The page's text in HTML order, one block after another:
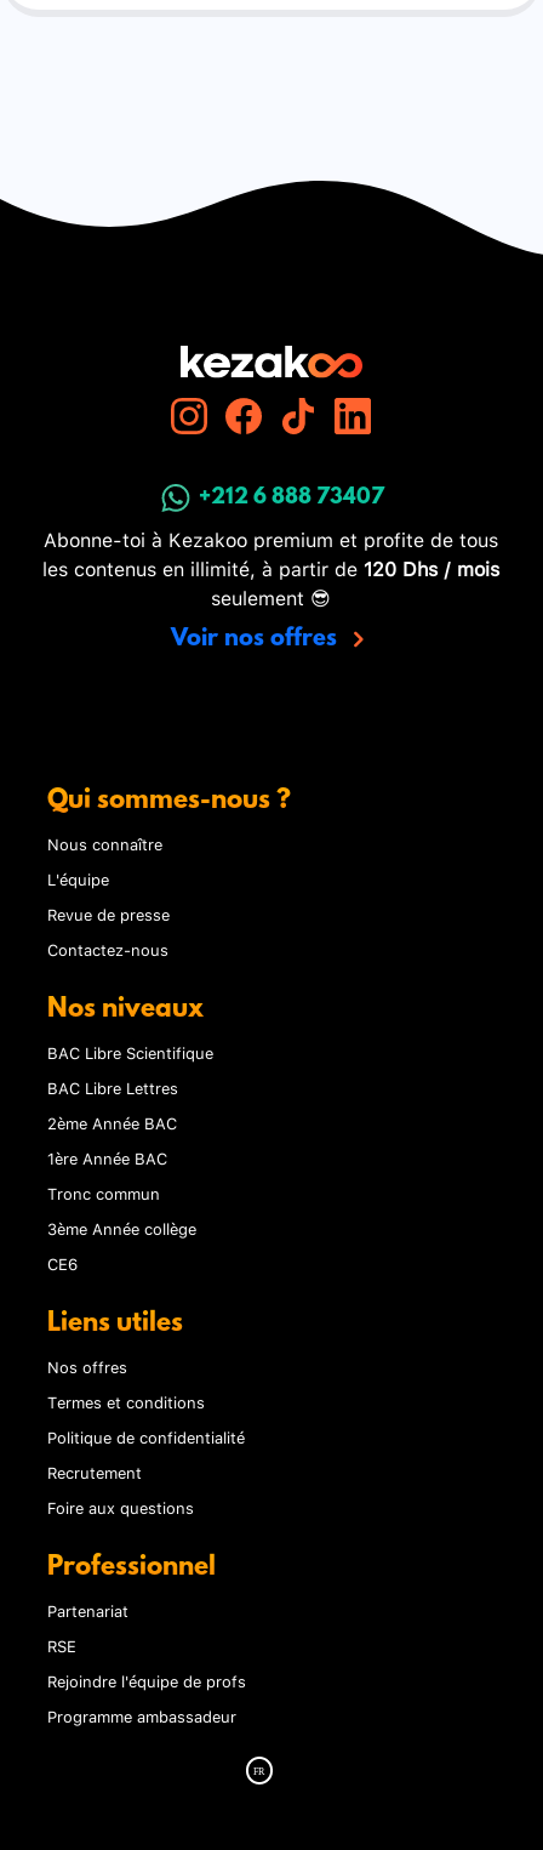
+212 6 888 73407
Abonne-toi à Kezakoo premium et profite de tous
les contenus en illimité, à partir de 120 Dhs / mois
seulement 😎
Voir nos offres
Qui sommes-nous ?
Nous connaître
L'équipe
Revue de presse
Contactez-nous
Nos niveaux
BAC Libre Scientifique
BAC Libre Lettres
2ème Année BAC
1ère Année BAC
Tronc commun
3ème Année collège
CE6
Liens utiles
Nos offres
Termes et conditions
Politique de confidentialité
Recrutement
Foire aux questions
Professionnel
Partenariat
RSE
Rejoindre l'équipe de profs
Programme ambassadeur